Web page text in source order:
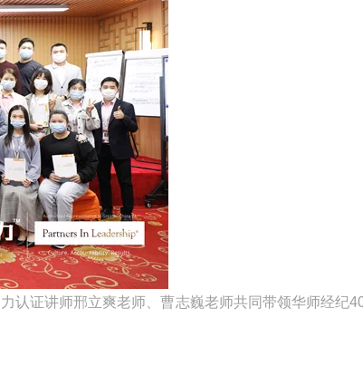
认证讲师邢立爽老师、曹志巍老师共同带领华师经纪